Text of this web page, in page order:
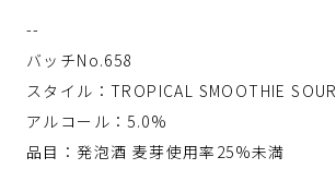
--
バッチNo.658
スタイル：TROPICAL SMOOTHIE SOUR
アルコール：5.0%
品目：発泡酒 麦芽使用率25%未満